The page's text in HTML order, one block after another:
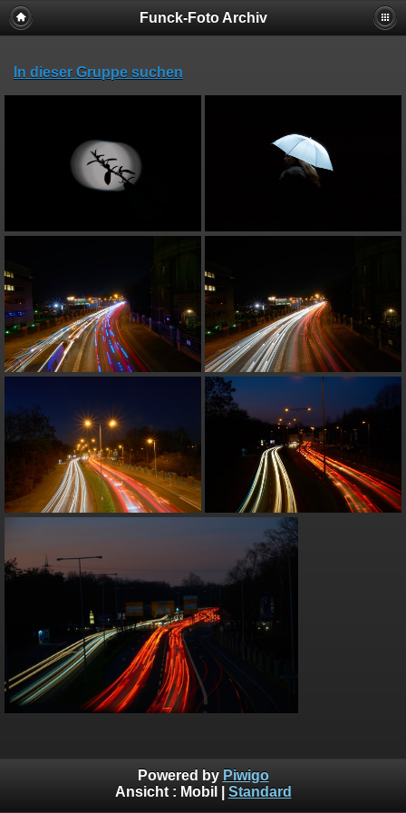
Funck-Foto Archiv
In dieser Gruppe suchen
Powered by Piwigo
Ansicht : Mobil Standard